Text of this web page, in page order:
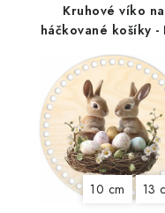
Kruhové víko na
háčkované košíky -
10 cm 13